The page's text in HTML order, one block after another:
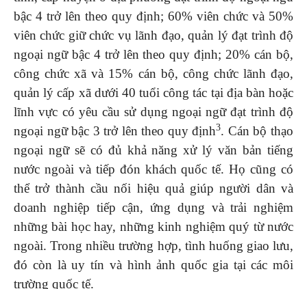
bậc 4 trở lên theo quy định; 60% viên chức và 50%
viên chức giữ chức vụ lãnh đạo, quản lý đạt trình độ
ngoại ngữ bậc 4 trở lên theo quy định; 20% cán bộ,
công chức xã và 15% cán bộ, công chức lãnh đạo,
quản lý cấp xã dưới 40 tuổi công tác tại địa bàn hoặc
lĩnh vực có yêu cầu sử dụng ngoại ngữ đạt trình độ
ngoại ngữ bậc 3 trở lên theo quy định3. Cán bộ thạo
ngoại ngữ sẽ có đủ khả năng xử lý văn bản tiếng
nước ngoài và tiếp đón khách quốc tế. Họ cũng có
thể trở thành cầu nối hiệu quả giúp người dân và
doanh nghiệp tiếp cận, ứng dụng và trải nghiệm
những bài học hay, những kinh nghiệm quý từ nước
ngoài. Trong nhiều trường hợp, tình huống giao lưu,
đó còn là uy tín và hình ảnh quốc gia tại các môi
trường quốc tế.